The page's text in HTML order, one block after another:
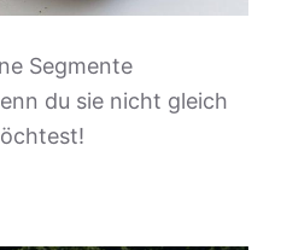
Segmente
du sie nicht gleich